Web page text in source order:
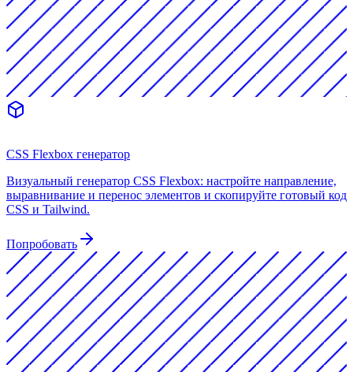
CSS Flexbox генератор
Визуальный генератор CSS Flexbox: настройте направление,
выравнивание и перенос элементов и скопируйте готовый код
CSS и Tailwind.
Попробовать